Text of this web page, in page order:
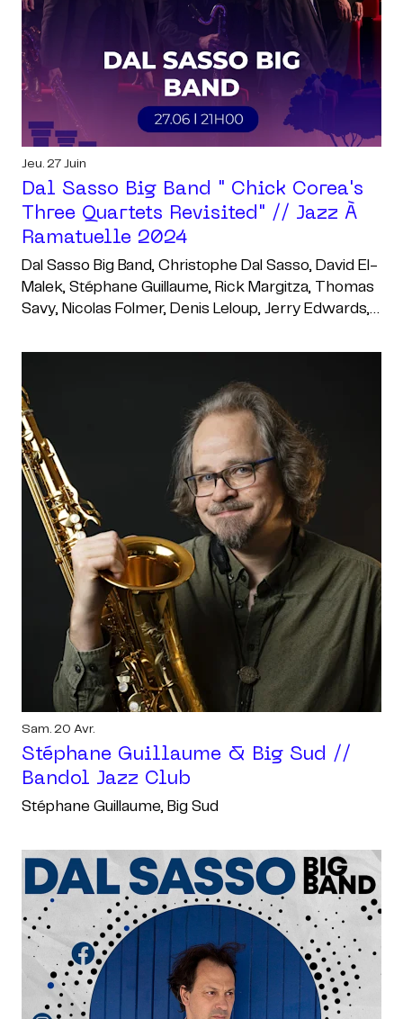
Jeu. 27 Juin
Dal Sasso Big Band " Chick Corea's
Three Quartets Revisited" // Jazz À
Ramatuelle 2024
Dal Sasso Big Band, Christophe Dal Sasso, David El-
Malek, Stéphane Guillaume, Rick Margitza, Thomas
Savy, Nicolas Folmer, Denis Leloup, Jerry Edwards,
Jannuska , Christian Martinez, Antigua Jazz Quartet
Sam. 20 Avr.
Stéphane Guillaume & Big Sud //
Bandol Jazz Club
Stéphane Guillaume, Big Sud